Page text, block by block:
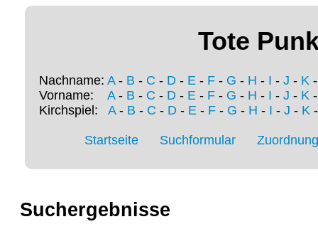
Tote
Nachname: A- B - C - D - E - F - G - H - I - J - K
Vorname: A- B - C - D - E - F - G - H - I - J - K
Kirchspiel: A- B - C - D- E- F- G - H - I - J - K
Startseite Suchformular
Suchergebnisse